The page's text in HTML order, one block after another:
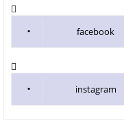
facebook
instagram